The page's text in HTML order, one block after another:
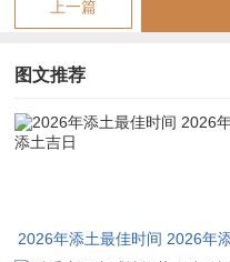
忌，万事皆宜，此日丁火透
照，天赦之气更可化解冲煞
重大忌讳，冲煞冲猪煞东，
上一篇
图文推荐
2026年添土最佳时间 2026年